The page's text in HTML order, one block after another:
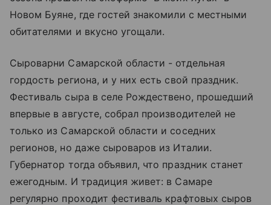
Новом Буяне, где гостей знакомили с местными
обитателями и вкусно угощали.
Сыроварни Самарской области - отдельная
гордость региона, и у них есть свой праздник.
Фестиваль сыра в селе Рождествено, прошедший
впервые в августе, собрал производителей не
только из Самарской области и соседних
регионов, но даже сыроваров из Италии.
Губернатор тогда объявил, что праздник станет
ежегодным. И традиция живет: в Самаре
регулярно проходит фестиваль крафтовых сыров